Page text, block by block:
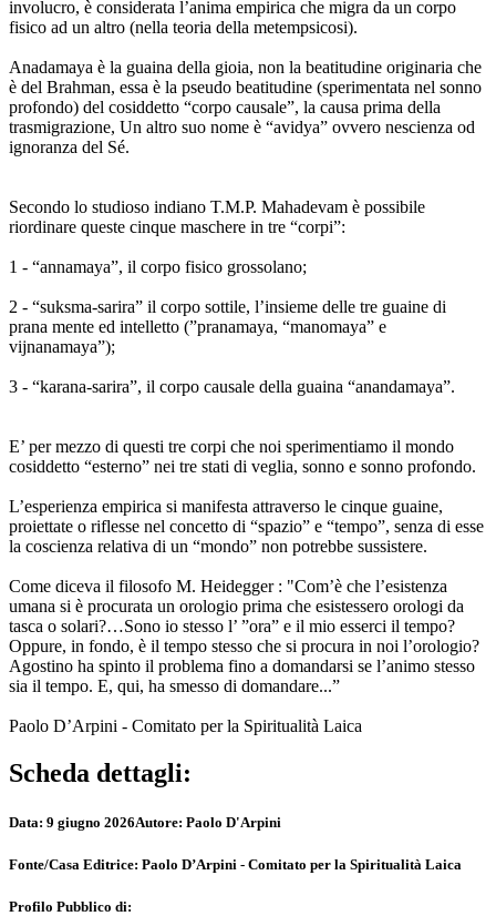
involucro, è considerata l’anima empirica che migra da un corpo
fisico ad un altro (nella teoria della metempsicosi).
Anadamaya è la guaina della gioia, non la beatitudine originaria che
è del Brahman, essa è la pseudo beatitudine (sperimentata nel sonno
profondo) del cosiddetto “corpo causale”, la causa prima della
trasmigrazione, Un altro suo nome è “avidya” ovvero nescienza od
ignoranza del Sé.
Secondo lo studioso indiano T.M.P. Mahadevam è possibile
riordinare queste cinque maschere in tre “corpi”:
1 - “annamaya”, il corpo fisico grossolano;
2 - “suksma-sarira” il corpo sottile, l’insieme delle tre guaine di
prana mente ed intelletto (”pranamaya, “manomaya” e
vijnanamaya”);
3 - “karana-sarira”, il corpo causale della guaina “anandamaya”.
E’ per mezzo di questi tre corpi che noi sperimentiamo il mondo
cosiddetto “esterno” nei tre stati di veglia, sonno e sonno profondo.
L’esperienza empirica si manifesta attraverso le cinque guaine,
proiettate o riflesse nel concetto di “spazio” e “tempo”, senza di esse
la coscienza relativa di un “mondo” non potrebbe sussistere.
Come diceva il filosofo M. Heidegger : "Com’è che l’esistenza
umana si è procurata un orologio prima che esistessero orologi da
tasca o solari?…Sono io stesso l’ ”ora” e il mio esserci il tempo?
Oppure, in fondo, è il tempo stesso che si procura in noi l’orologio?
Agostino ha spinto il problema fino a domandarsi se l’animo stesso
sia il tempo. E, qui, ha smesso di domandare...”
Paolo D’Arpini - Comitato per la Spiritualità Laica
Scheda dettagli:
Data: 9 giugno 2026Autore: Paolo D'Arpini
Fonte/Casa Editrice: Paolo D’Arpini - Comitato per la Spiritualità Laica
Profilo Pubblico di: